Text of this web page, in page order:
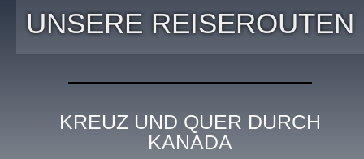
UNSERE REISEROUTEN
KREUZ UND QUER DURCH
KANADA